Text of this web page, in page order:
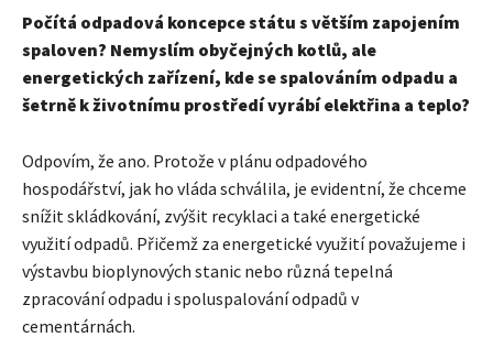
Počítá odpadová koncepce státu s větším zapojením
spaloven? Nemyslím obyčejných kotlů, ale
energetických zařízení, kde se spalováním odpadu a
šetrně k životnímu prostředí vyrábí elektřina a teplo?
Odpovím, že ano. Protože v plánu odpadového
hospodářství, jak ho vláda schválila, je evidentní, že chceme
snížit skládkování, zvýšit recyklaci a také energetické
využití odpadů. Přičemž za energetické využití považujeme i
výstavbu bioplynových stanic nebo různá tepelná
zpracování odpadu i spoluspalování odpadů v
cementárnách.